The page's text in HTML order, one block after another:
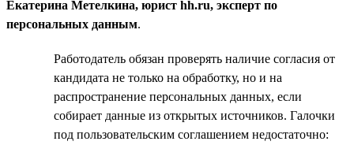
Екатерина Метелкина, юрист hh.ru, эксперт по
персональных данным.
Работодатель обязан проверять наличие согласия от
кандидата не только на обработку, но и на
распространение персональных данных, если
собирает данные из открытых источников. Галочки
под пользовательским соглашением недостаточно: